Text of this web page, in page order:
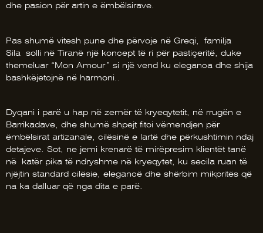
dhe pasion për artin e ëmbëlsirave.
Dyqani i parë u hap në zemër të kryeqytetit, në rrugën e
Barrikadave, dhe shumë shpejt fitoi vëmendjen për
ëmbëlsirat artizanale, cilësinë e lartë dhe përkushtimin ndaj
detajeve. Sot, ne jemi krenarë të mirëpresim klientët tanë
në katër pika të ndryshme në kryeqytet, ku secila ruan të
njëjtin standard cilësie, elegancë dhe shërbim mikpritës që
na ka dalluar që nga dita e parë.
Pas shumë vitesh pune dhe përvoje në Greqi, familja
Sila solli në Tiranë një koncept të ri për pastiçeritë, duke
themeluar “Mon Amour” si një vend ku eleganca dhe shija
bashkëjetojnë në harmoni..